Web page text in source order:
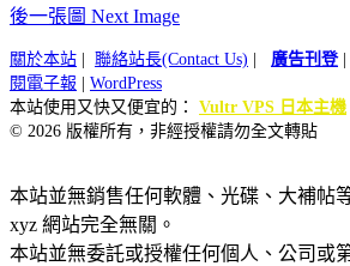
後一張圖 Next Image
關於本站 聯絡站長(Contact Us) 廣告刊登|
閱電子報
WordPress
本站使用又快又便宜的： Vultr VPS 日本主機
© 2026 版權所有，非經授權請勿全文轉貼
本站並無銷售任何軟體、光碟、大補帖
xyz 網站完全無關。
本站並無委託或授權任何個人、公司或